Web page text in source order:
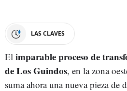
LAS CLAVES
El imparable proceso de
de Los Guindos, en la zona
suma ahora una nueva pieza